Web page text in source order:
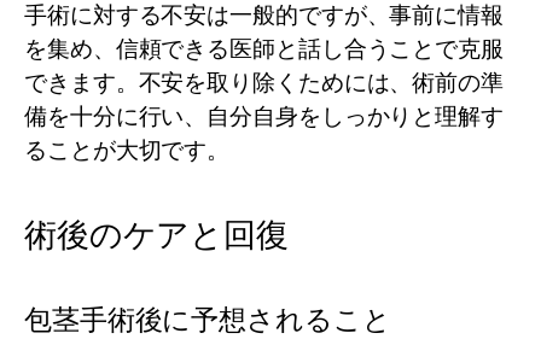
手術に対する不安は一般的ですが、事前に情報
を集め、信頼できる医師と話し合うことで克服
できます。不安を取り除くためには、術前の準
備を十分に行い、自分自身をしっかりと理解す
ることが大切です。
術後のケアと回復
包茎手術後に予想されること